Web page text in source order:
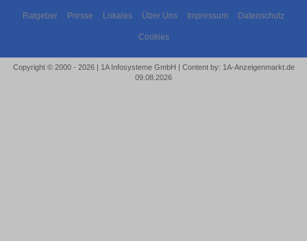
Ratgeber Presse Lokales Über Uns Impressum Datenschutz
Cookies
Copyright © 2000 - 2026 | 1A Infosysteme GmbH | Content by: 1A-Anzeigenmarkt.de
09.08.2026